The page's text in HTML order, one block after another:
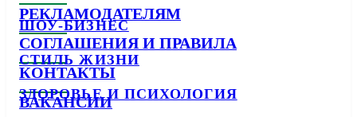
ШОУ-БИЗНЕС
СТИЛЬ ЖИЗНИ
ЗДОРОВЬЕ И ПСИХОЛОГИЯ
РЕКЛАМОДАТЕЛЯМ
СОГЛАШЕНИЯ И ПРАВИЛА
КОНТАКТЫ
ВАКАНСИИ